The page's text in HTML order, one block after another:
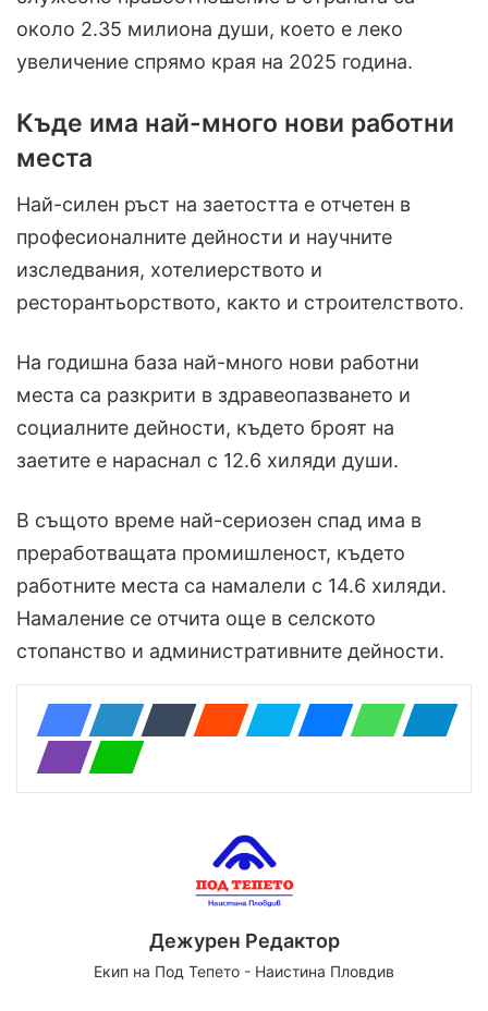
около 2.35 милиона души, което е леко
увеличение спрямо края на 2025 година.
Къде има най-много нови работни
места
Най-силен ръст на заетостта е отчетен в
професионалните дейности и научните
изследвания, хотелиерството и
ресторантьорството, както и строителството.
На годишна база най-много нови работни
места са разкрити в здравеопазването и
социалните дейности, където броят на
заетите е нараснал с 12.6 хиляди души.
В същото време най-сериозен спад има в
преработващата промишленост, където
работните места са намалели с 14.6 хиляди.
Намаление се отчита още в селското
стопанство и административните дейности.
Дежурен Редактор
Екип на Под Тепето - Наистина Пловдив